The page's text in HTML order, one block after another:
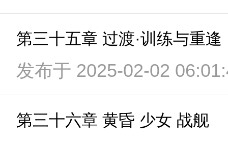
第三十五章 过渡·训练与重逢
发布于 2025-02-02
第三十六章 黄昏 少女 战舰